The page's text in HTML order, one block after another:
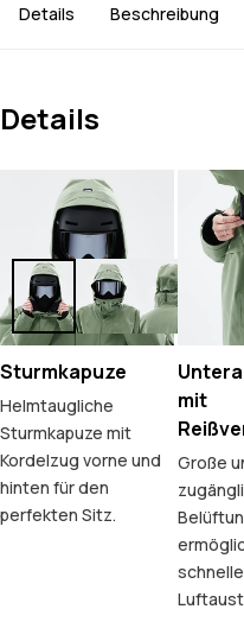
Details Beschreibung
Details
Sturmkapuze
Helmtaugliche
Sturmkapuze mit
Kordelzug vorne und
hinten für den
perfekten Sitz.
mit
Große